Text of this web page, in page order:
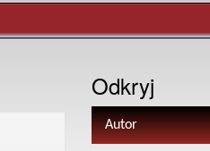
Odkryj
Autor